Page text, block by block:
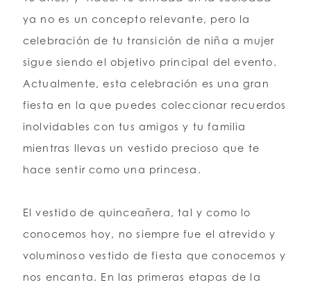
ya no es un concepto relevante, pero la
celebración de tu transición de niña a mujer
sigue siendo el objetivo principal del evento.
Actualmente, esta celebración es una gran
fiesta en la que puedes coleccionar recuerdos
inolvidables con tus amigos y tu familia
mientras llevas un vestido precioso que te
hace sentir como una princesa.
El vestido de quinceañera, tal y como lo
conocemos hoy, no siempre fue el atrevido y
voluminoso vestido de fiesta que conocemos y
nos encanta. En las primeras etapas de la